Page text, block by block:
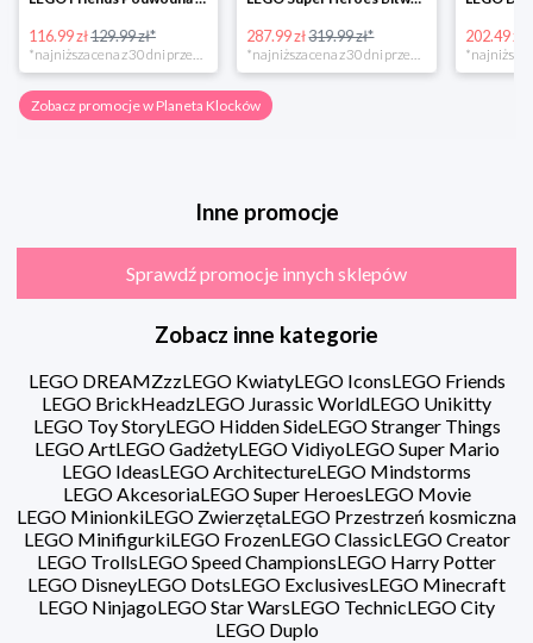
116.99 zł129.99 zł* 287.99 zł319.99 zł* 202.49 zł
Zobacz promocje w Planeta Klocków
Inne promocje
Sprawdź promocje innych sklepów
Zobacz inne kategorie
LEGO DREAMZzzLEGO KwiatyLEGO IconsLEGO Friends
LEGO BrickHeadzLEGO Jurassic WorldLEGO Unikitty
LEGO Toy StoryLEGO Hidden SideLEGO Stranger Things
LEGO ArtLEGO GadżetyLEGO VidiyoLEGO Super Mario
LEGO IdeasLEGO ArchitectureLEGO Mindstorms
LEGO AkcesoriaLEGO Super HeroesLEGO Movie
LEGO MinionkiLEGO ZwierzętaLEGO Przestrzeń kosmiczna
LEGO MinifigurkiLEGO FrozenLEGO ClassicLEGO Creator
LEGO TrollsLEGO Speed ChampionsLEGO Harry Potter
LEGO DisneyLEGO DotsLEGO ExclusivesLEGO Minecraft
LEGO NinjagoLEGO Star WarsLEGO TechnicLEGO City
LEGO Duplo